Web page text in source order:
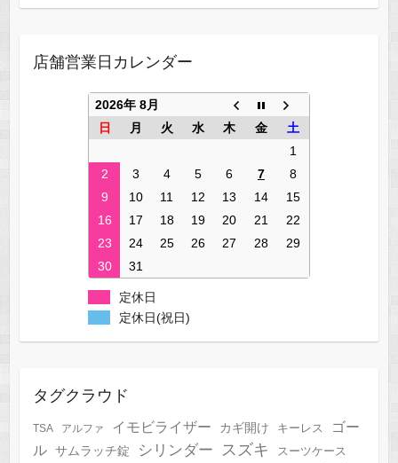
店舗営業日カレンダー
2026年 8月
日
月 火 水 木 金
土
1
2
3 4 5 6 7
8
9
10 11 12 13 14
15
16
17 18 19 20 21
22
23
24 25 26 27 28
29
30
31
定休日
定休日(祝日)
タグクラウド
TSA アルファ イモビライザー カギ開け キーレス
ゴー
ル サムラッチ錠 シリンダー スズキ
スーツケース